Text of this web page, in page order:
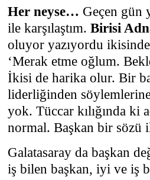
Her neyse… Geçen gün
ile karşılaştım. Birisi
oluyor yazıyordu
‘Merak etme oğlum.
İkisi de harika olur. Bir
liderliğinden
yok. Tüccar kılığında ki
normal. Başkan bir sözü
Galatasaray da başkan
iş bilen başkan, iyi ve iş